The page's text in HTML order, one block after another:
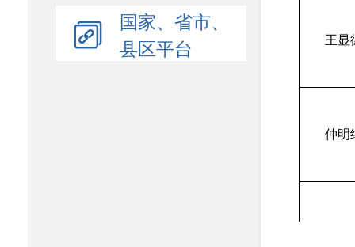
国家、省市、
县区平台
王显
仲明